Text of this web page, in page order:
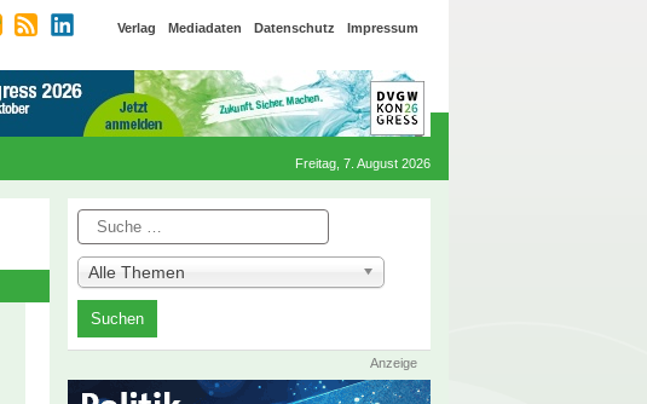
Verlag Mediadaten Datenschutz Impressum
Freitag, 7. August 2026
Suche
Alle Themen
Anzeige